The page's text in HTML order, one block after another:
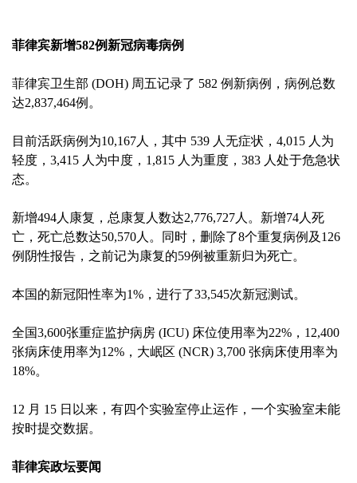
菲律宾新增582例新冠病毒病例
菲律宾卫生部 (DOH) 周五记录了 582 例新病例，病例总数
达2,837,464例。
目前活跃病例为10,167人，其中 539 人无症状，4,015 人为
轻度，3,415 人为中度，1,815 人为重度，383 人处于危急状
态。
新增494人康复，总康复人数达2,776,727人。新增74人死
亡，死亡总数达50,570人。同时，删除了8个重复病例及126
例阴性报告，之前记为康复的59例被重新归为死亡。
本国的新冠阳性率为1%，进行了33,545次新冠测试。
全国3,600张重症监护病房 (ICU) 床位使用率为22%，12,400
张病床使用率为12%，大岷区 (NCR) 3,700 张病床使用率为
18%。
12 月 15 日以来，有四个实验室停止运作，一个实验室未能
按时提交数据。
菲律宾政坛要闻